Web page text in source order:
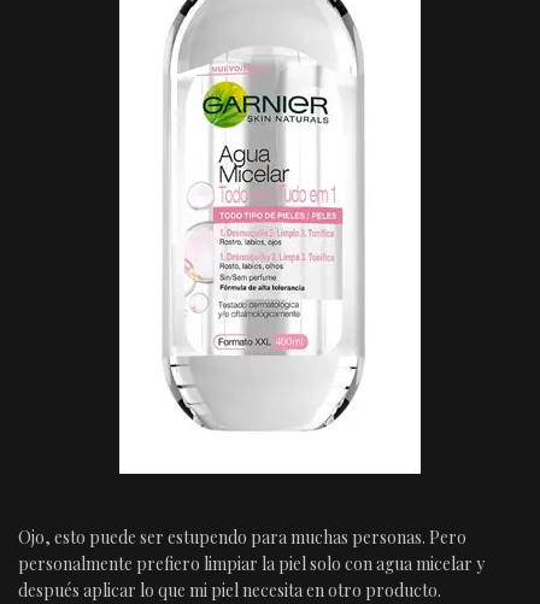
Ojo, esto puede ser estupendo para muchas personas. Pero
personalmente prefiero limpiar la piel solo con agua micelar y
después aplicar lo que mi piel necesita en otro producto.